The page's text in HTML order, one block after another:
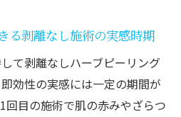
る剥離なし施術の実感時期
て剥離なしハーブピーリング
効性の実感には一定の期間が
回目の施術で肌の赤みやざらつ